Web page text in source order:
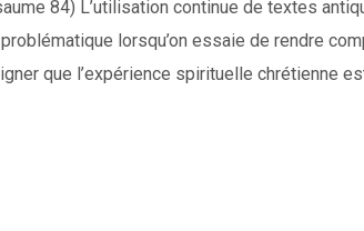
84) L’utilisation continue de textes
lorsqu’on essaie de rendre
que l’expérience spirituelle chrétienne